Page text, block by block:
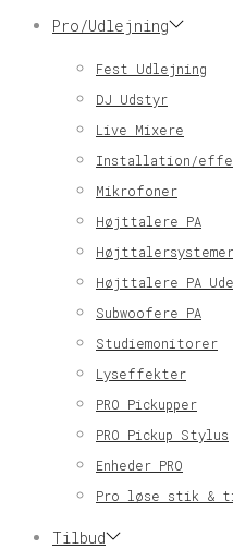
Pro/Udlejning
Fest Udlejning
DJ Udstyr
Live Mixere
Installation/
Mikrofoner
Højttalere PA
Højttalersystemer
Højttalere PA
Subwoofere PA
Studiemonitorer
Lyseffekter
PRO Pickupper
PRO Pickup Stylus
Enheder PRO
Pro løse stik &
Tilbud